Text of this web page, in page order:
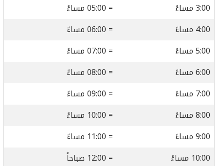
3:00 مساءً
= 05:00 مساءً
4:00 مساءً
= 06:00 مساءً
5:00 مساءً
= 07:00 مساءً
6:00 مساءً
= 08:00 مساءً
7:00 مساءً
= 09:00 مساءً
8:00 مساءً
= 10:00 مساءً
9:00 مساءً
= 11:00 مساءً
10:00 مساءً
= 12:00 صباحاً